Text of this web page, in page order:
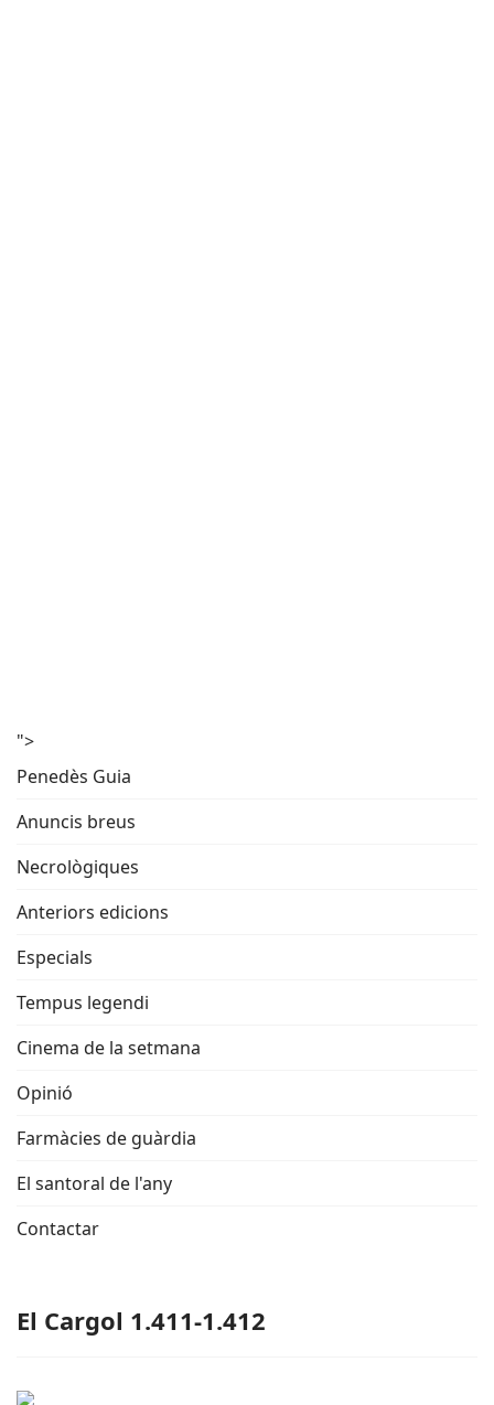
">
Penedès Guia
Anuncis breus
Necrològiques
Anteriors edicions
Especials
Tempus legendi
Cinema de la setmana
Opinió
Farmàcies de guàrdia
El santoral de l'any
Contactar
El Cargol 1.411-1.412